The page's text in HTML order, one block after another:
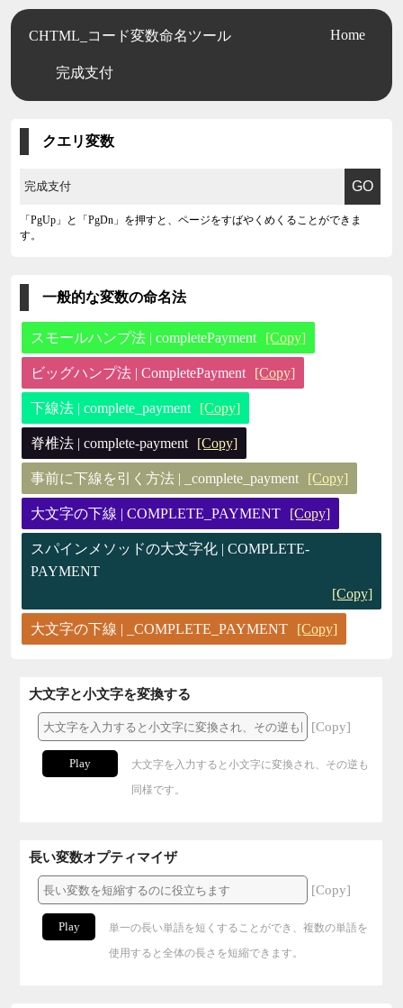
CHTML_コード変数命名ツール
完成支付
Home
クエリ変数
「PgUp」と「PgDn」を押すと、ページをすばやくめくることができま
す。
一般的な変数の命名法
スモールハンプ法 | completePayment [Copy]
ビッグハンプ法 | CompletePayment [Copy]
下線法 | complete_payment [Copy]
脊椎法 | complete-payment [Copy]
事前に下線を引く方法 | _complete_payment [Copy]
大文字の下線 | COMPLETE_PAYMENT [Copy]
スパインメソッドの大文字化 | COMPLETE-
PAYMENT
[Copy]
大文字の下線 | _COMPLETE_PAYMENT [Copy]
大文字と小文字を変換する
[Copy]
Play
大文字を入力すると小文字に変換され、その逆も
同様です。
長い変数オプティマイザ
[Copy]
Play
単一の長い単語を短くすることができ、複数の単語を
使用すると全体の長さを短縮できます。